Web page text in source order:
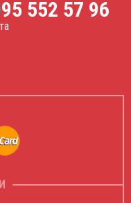
552 57 96